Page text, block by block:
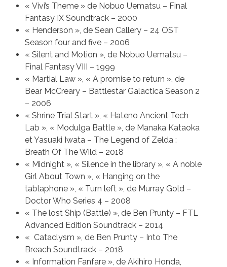
« Vivi’s Theme » de Nobuo Uematsu – Final
Fantasy IX Soundtrack – 2000
« Henderson », de Sean Callery – 24 OST
Season four and five – 2006
« Silent and Motion », de Nobuo Uematsu –
Final Fantasy VIII – 1999
« Martial Law », « A promise to return », de
Bear McCreary – Battlestar Galactica Season 2
– 2006
« Shrine Trial Start », « Hateno Ancient Tech
Lab », « Modulga Battle », de Manaka Kataoka
et Yasuaki Iwata – The Legend of Zelda :
Breath Of The Wild – 2018
« Midnight », « Silence in the library », « A noble
Girl About Town », « Hanging on the
tablaphone », « Turn left », de Murray Gold –
Doctor Who Series 4 – 2008
« The lost Ship (Battle) », de Ben Prunty – FTL
Advanced Edition Soundtrack – 2014
« Cataclysm », de Ben Prunty – Into The
Breach Soundtrack – 2018
« Information Fanfare », de Akihiro Honda,